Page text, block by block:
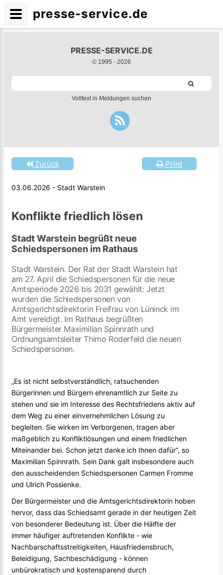
PRESSE-SERVICE.DE
© 1995 - 2026
Volltext in Meldungen suchen
Print
Zurück
03.06.2026 - Stadt Warstein
Konflikte friedlich lösen
Stadt Warstein begrüßt neue
Schiedspersonen im Rathaus
Stadt Warstein. Der Rat der Stadt Warstein hat
am 27. April die Schiedspersonen für die neue
Amtsperiode 2026 bis 2031 gewählt: Jetzt
wurden die Schiedspersonen von
Amtsgerichtsdirektorin Freifrau von Lüninck im
Amt vereidigt. Im Rathaus begrüßten
Bürgermeister Maximilian Spinnrath und
Ordnungsamtsleiter Thimo Roderfeld die neuen
Schiedspersonen.
„Es ist nicht selbstverständlich, ratsuchenden
Bürgerinnen und Bürgern ehrenamtlich zur Seite zu
stehen und sie im Interesse des Rechtsfriedens aktiv auf
dem Weg zu einer einvernehmlichen Lösung zu
begleiten. Sie wirken im Verborgenen, tragen aber
maßgeblich zu Konfliktlösungen und einem friedlichen
Miteinander bei. Schon jetzt danke ich Ihnen dafür“, so
Maximilian Spinnrath. Sein Dank galt insbesondere auch
den ausscheidenden Schiedspersonen Carmen Fromme
und Ulrich Possienke.
Der Bürgermeister und die Amtsgerichtsdirektorin hoben
hervor, dass das Schiedsamt gerade in der heutigen Zeit
von besonderer Bedeutung ist. Über die Hälfte der
immer häufiger auftretenden Konflikte - wie
Nachbarschaftsstreitigkeiten, Hausfriedensbruch,
Beleidigung, Sachbeschädigung - können
unbürokratisch und kostensparend durch
presse-service.de